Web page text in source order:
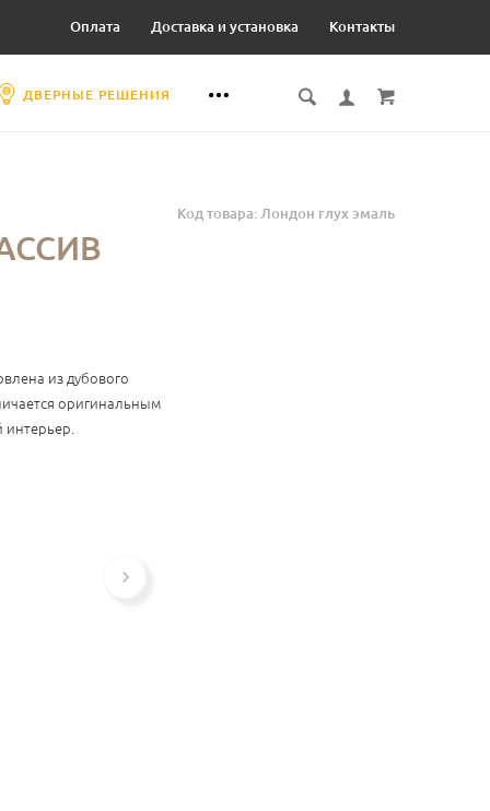
Оплата Доставка и установка Контакты
ДВЕРНЫЕ РЕШЕНИЯ
Код товара: Лондон глух эмаль
из дубового
оригинальным